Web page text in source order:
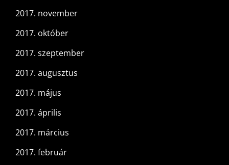
2017. november
2017. október
2017. szeptember
2017. augusztus
2017. május
2017. április
2017. március
2017. február